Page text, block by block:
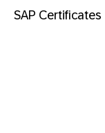
SAP Certificates